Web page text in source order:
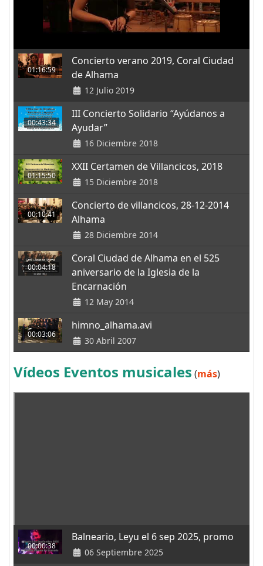
01:16:59
Concierto verano 2019, Coral Ciudad
de Alhama
12 Julio 2019
00:43:34
III Concierto Solidario “Ayúdanos a
Ayudar”
16 Diciembre 2018
01:15:50
XXII Certamen de Villancicos, 2018
15 Diciembre 2018
00:10:41
Concierto de villancicos, 28-12-2014
Alhama
28 Diciembre 2014
00:04:18
Coral Ciudad de Alhama en el 525
aniversario de la Iglesia de la
Encarnación
12 May 2014
00:03:06
himno_alhama.avi
30 Abril 2007
Vídeos Eventos musicales (más)
00:00:38
Balneario, Leyu el 6 sep 2025, promo
06 Septiembre 2025